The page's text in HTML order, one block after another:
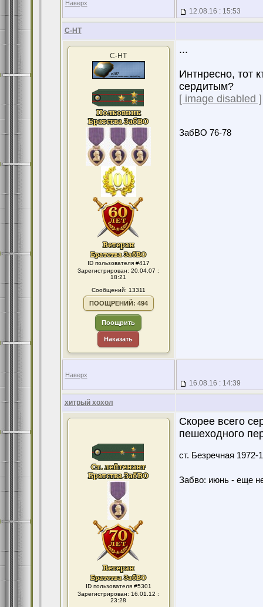
Наверх
12.08.16 : 15:53
С-НТ
С-НТ
ID пользователя #417
Зарегистрирован: 20.04.07 :
18:21
Сообщений: 13311
ПООЩРЕНИЙ: 494
Поощрить
Наказать
...
Интнресно, тот
сердитым?
[ image disabled ]
ЗабВО 76-78
Наверх
16.08.16 : 14:39
хитрый хохол
ID пользователя #5301
Зарегистрирован: 16.01.12 :
23:28
Скорее всего
пешеходного
ст. Безречная
Забво: июнь - еще